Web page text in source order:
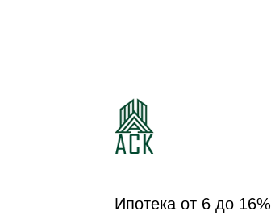
Ипотека от 6 до 16%